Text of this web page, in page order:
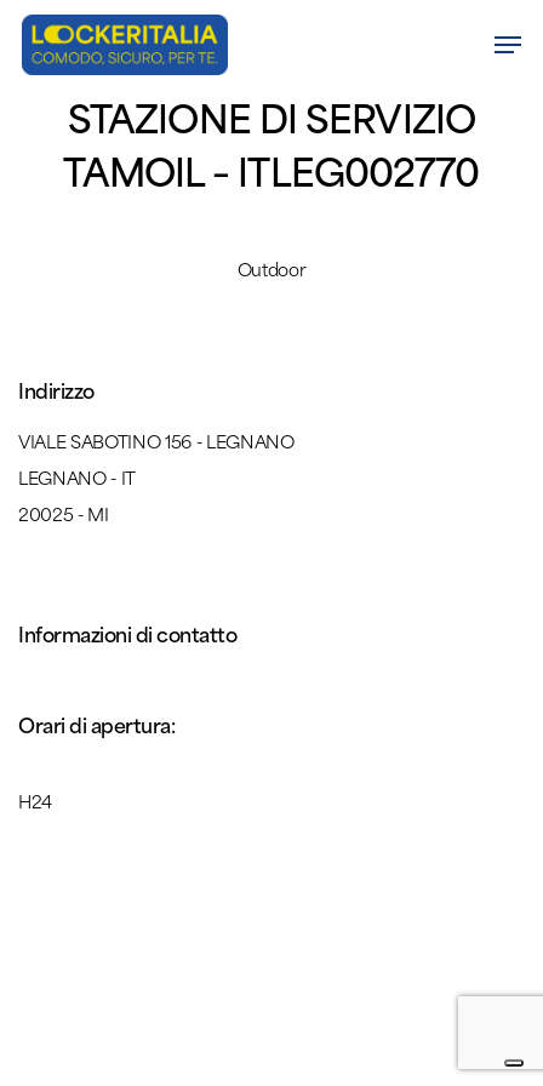
Skip
contentSTAZIONE DI SERVIZIO
TAMOIL – ITLEG002770
Outdoor
Indirizzo
VIALE SABOTINO 156 - LEGNANO
LEGNANO - IT
20025 - MI
Informazioni di contatto
Orari di apertura:
H24